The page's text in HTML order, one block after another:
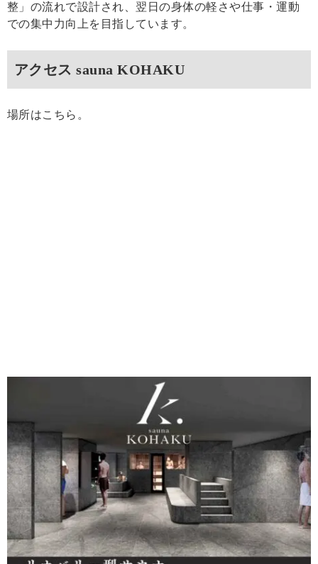
整」の流れで設計され、翌日の身体の軽さや仕事・運動
での集中力向上を目指しています。
アクセス sauna KOHAKU
場所はこちら。